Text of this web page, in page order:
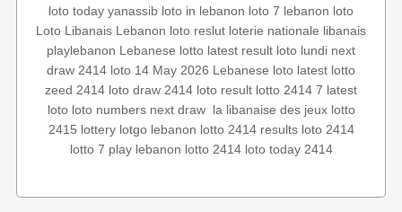
loto today yanassib loto in lebanon loto 7 lebanon loto
Loto Libanais Lebanon loto reslut loterie nationale libanais
playlebanon Lebanese lotto latest result loto lundi next
draw 2414 loto 14 May 2026 Lebanese loto latest lotto
zeed 2414 loto draw 2414 loto result lotto 2414 7 latest
loto loto numbers next draw la libanaise des jeux lotto
2415 lottery lotgo lebanon lotto 2414 results loto 2414
lotto 7 play lebanon lotto 2414 loto today 2414